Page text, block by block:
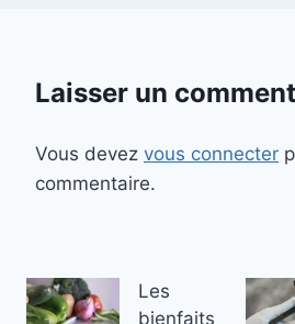
Laisser un
Vous devez vous connecter
commentaire.
Les
bienfaits